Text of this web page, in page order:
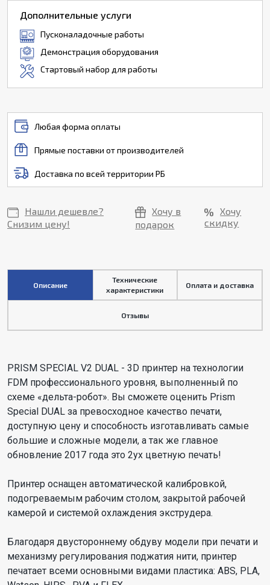
Дополнительные услуги
Пусконаладочные работы
Демонстрация оборудования
Стартовый набор для работы
Любая форма оплаты
Прямые поставки от производителей
Доставка по всей территории РБ
Нашли дешевле?
Снизим цену!
Хочу в
подарок
Хочу
скидку
Описание
Технические
характеристики
Оплата и доставка
Отзывы
PRISM SPECIAL V2 DUAL - 3D принтер на технологии
FDM профессионального уровня, выполненный по
схеме «дельта-робот». Вы сможете оценить Prism
Special DUAL за превосходное качество печати,
доступную цену и способность изготавливать самые
большие и сложные модели, а так же главное
обновление 2017 года это 2ух цветную печать!
Принтер оснащен автоматической калибровкой,
подогреваемым рабочим столом, закрытой рабочей
камерой и системой охлаждения экструдера.
Благодаря двустороннему обдуву модели при печати и
механизму регулирования поджатия нити, принтер
печатает всеми основными видами пластика: ABS, PLA,